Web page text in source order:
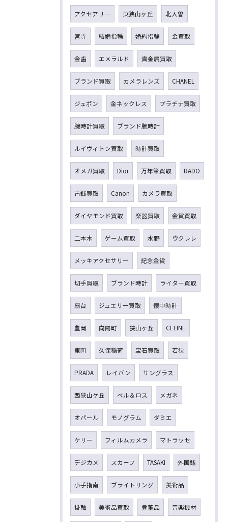
アクセアリー 東狭山ヶ丘 北入曽
宮寺 結婚指輪 婚約指輪 金買取
金歯 エメラルド 貴金属買取
ブランド買取 カメラレンズ CHANEL
ジュポン 金ネックレス プラチナ買取
腕時計買取 ブランド腕時計
ルイヴィトン買取 時計買取
オメガ買取 Dior 万年筆買取 RADO
古銭買取 Canon カメラ買取
ダイヤモンド買取 楽器買取 金貨買取
二本木 ゲーム買取 水野 ウクレレ
メッキアクセサリー 記念金貨
切手買取 ブランド時計 ライター買取
扇台 ジュエリー買取 懐中時計
豊岡 向陽町 狭山ヶ丘 CELINE
東町 久保稲荷 宝石買取 若狭
PRADA レイバン サングラス
西狭山ケ丘 ベル＆ロス メガネ
オパール モノグラム ダミエ
ケリー フィルムカメラ マトラッセ
デジカメ スカーフ TASAKI 外国銭
小手指南 ブライトリング 美術品
掛軸 美術品買取 骨董品 音楽機材